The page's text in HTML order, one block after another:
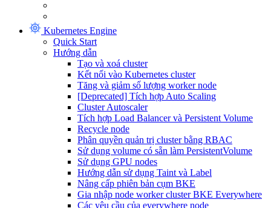
Kubernetes Engine
Quick Start
Hướng dẫn
Tạo và xoá cluster
Kết nối vào Kubernetes cluster
Tăng và giảm số lượng worker node
[Deprecated] Tích hợp Auto Scaling
Cluster Autoscaler
Tích hợp Load Balancer và Persistent Volume
Recycle node
Phân quyền quản trị cluster bằng RBAC
Sử dụng volume có sẵn làm PersistentVolume
Sử dụng GPU nodes
Hướng dẫn sử dụng Taint và Label
Nâng cấp phiên bản cụm BKE
Gia nhập node worker cluster BKE Everywhere
Các yêu cầu của everywhere node